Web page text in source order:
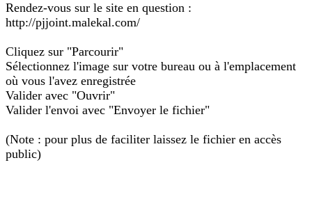
Rendez-vous sur le site en question :
http://pjjoint.malekal.com/
Cliquez sur "Parcourir"
Sélectionnez l'image sur votre bureau ou à l'emplacement
où vous l'avez enregistrée
Valider avec "Ouvrir"
Valider l'envoi avec "Envoyer le fichier"
(Note : pour plus de faciliter laissez le fichier en accès
public)